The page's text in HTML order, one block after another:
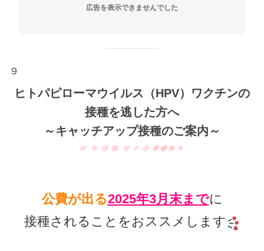
広告を表示できませんでした
９
ヒトパピローマウイルス（HPV）ワクチンの
接種を逃した方へ
～キャッチアップ接種のご案内～
公費が出る2025年3月末までに
接種されることをおススメします